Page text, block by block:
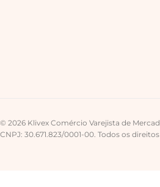
© 2026 Klivex Comércio Varejista de
CNPJ: 30.671.823/0001-00. Todos os